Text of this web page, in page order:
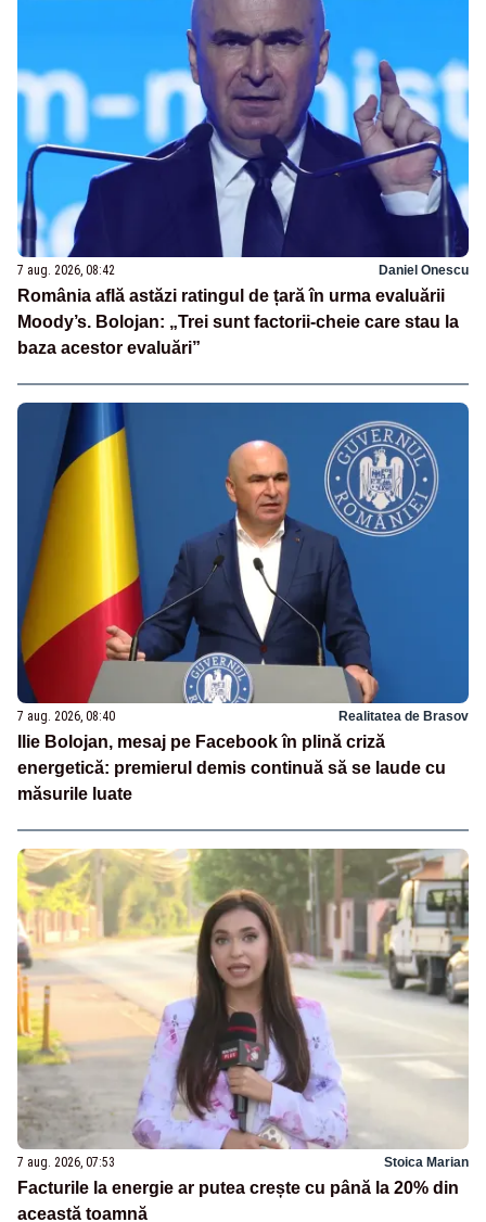
7 aug. 2026, 08:42 Daniel Onescu
România află astăzi ratingul de țară în urma evaluării
Moody’s. Bolojan: „Trei sunt factorii-cheie care stau la
baza acestor evaluări”
7 aug. 2026, 08:40 Realitatea de Brasov
Ilie Bolojan, mesaj pe Facebook în plină criză
energetică: premierul demis continuă să se laude cu
măsurile luate
7 aug. 2026, 07:53 Stoica Marian
Facturile la energie ar putea crește cu până la 20% din
această toamnă